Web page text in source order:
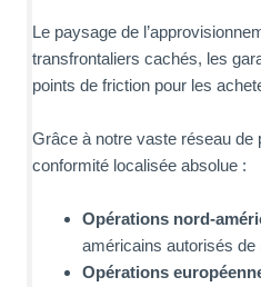
Le paysage de
transfrontaliers cachés, les
points de friction pour les
Grâce à notre vaste réseau de
conformité localisée absolue :
Opérations nord-
américains autorisés de
Opérations